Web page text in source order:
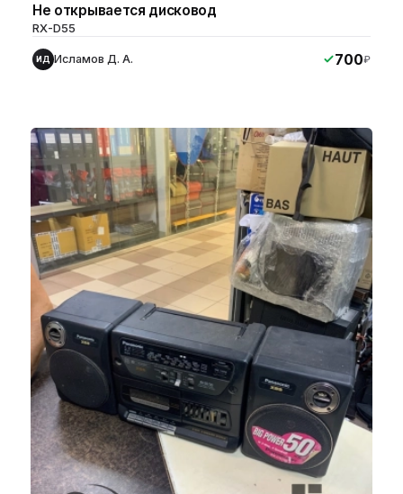
Не открывается дисковод
RX-D55
ИД Исламов Д. А. 700₽